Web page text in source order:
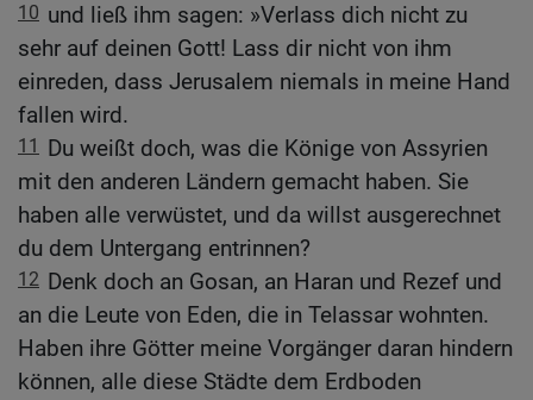
10 und ließ ihm sagen: »Verlass dich nicht zu
sehr auf deinen Gott! Lass dir nicht von ihm
einreden, dass Jerusalem niemals in meine Hand
fallen wird.
11
Du weißt doch, was die Könige von Assyrien
mit den anderen Ländern gemacht haben. Sie
haben alle verwüstet, und da willst ausgerechnet
du dem Untergang entrinnen?
12 Denk doch an Gosan, an Haran und Rezef und
an die Leute von Eden, die in Telassar wohnten.
Haben ihre Götter meine Vorgänger daran hindern
können, alle diese Städte dem Erdboden